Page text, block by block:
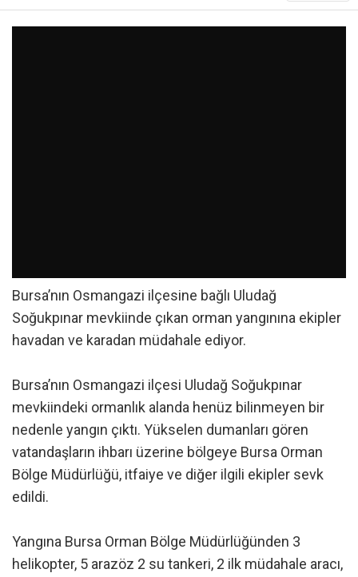
Bursa’nın Osmangazi ilçesine bağlı Uludağ
Soğukpınar mevkiinde çıkan orman yangınına ekipler
havadan ve karadan müdahale ediyor.
Bursa’nın Osmangazi ilçesi Uludağ Soğukpınar
mevkiindeki ormanlık alanda henüz bilinmeyen bir
nedenle yangın çıktı. Yükselen dumanları gören
vatandaşların ihbarı üzerine bölgeye Bursa Orman
Bölge Müdürlüğü, itfaiye ve diğer ilgili ekipler sevk
edildi.
Yangına Bursa Orman Bölge Müdürlüğünden 3
helikopter, 5 arazöz 2 su tankeri, 2 ilk müdahale aracı,